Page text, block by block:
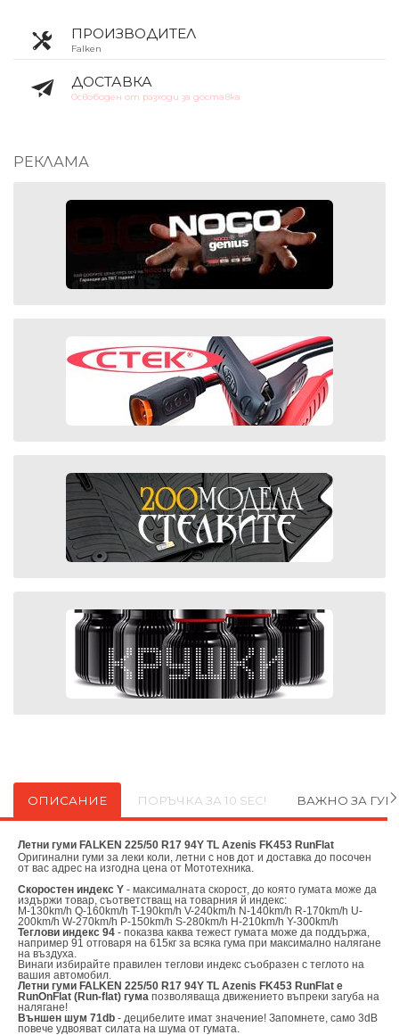
ПРОИЗВОДИТЕЛ
Falken
ДОСТАВКА
Освободен от разходи за доставка
РЕКЛАМА
ОПИСАНИЕ ПОРЪЧКА ЗА 10 SEC! ВАЖНО ЗА
Летни гуми FALKEN 225/50 R17 94Y TL Azenis FK453 RunFlat
Оригинални гуми за леки коли, летни с нов дот и доставка до посочен
от вас адрес на изгодна цена от Мототехника.
Скоростен индекс Y - максималната скорост, до която гумата може да
издържи товар, съответстващ на товарния й индекс:
M-130km/h Q-160km/h T-190km/h V-240km/h N-140km/h R-170km/h U-
200km/h W-270km/h P-150km/h S-280km/h H-210km/h Y-300km/h
Теглови индекс 94 - показва каква тежест гумата може да поддържа,
например 91 отговаря на 615кг за всяка гума при максимално налягане
на въздуха.
Винаги избирайте правилен теглови индекс съобразен с теглото на
вашия автомобил.
Летни гуми FALKEN 225/50 R17 94Y TL Azenis FK453 RunFlat е
RunOnFlat (Run-flat) гума позволяваща движението въпреки загуба на
налягане!
Външен шум 71db - децибелите имат значение! Запомнете, само 3dB
повече удвояват силата на шума от гумата.